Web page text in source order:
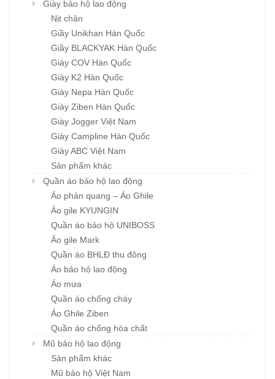
Giày bảo hộ lao động
Nịt chân
Giầy Unikhan Hàn Quốc
Giầy BLACKYAK Hàn Quốc
Giày COV Hàn Quốc
Giày K2 Hàn Quốc
Giày Nepa Hàn Quốc
Giày Ziben Hàn Quốc
Giày Jogger Việt Nam
Giày Campline Hàn Quốc
Giày ABC Việt Nam
Sản phẩm khác
Quần áo bảo hộ lao động
Áo phản quang – Áo Ghile
Áo gile KYUNGIN
Quần áo bảo hộ UNIBOSS
Áo gile Mark
Quần áo BHLĐ thu đông
Áo bảo hộ lao động
Áo mưa
Quần áo chống cháy
Áo Ghile Ziben
Quần áo chống hóa chất
Mũ bảo hộ lao động
Sản phẩm khác
Mũ bảo hộ Việt Nam